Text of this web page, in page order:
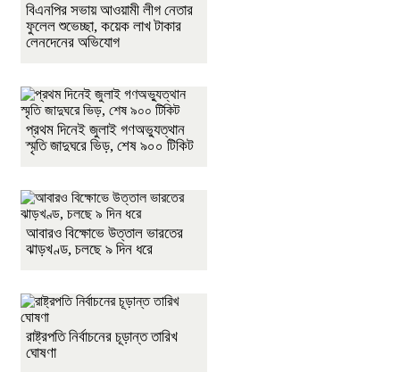
বিএনপির সভায় আওয়ামী লীগ নেতার
ফুলেল শুভেচ্ছা, কয়েক লাখ টাকার
লেনদেনের অভিযোগ
প্রথম দিনেই জুলাই গণঅভ্যুত্থান
স্মৃতি জাদুঘরে ভিড়, শেষ ৯০০ টিকিট
আবারও বিক্ষোভে উত্তাল ভারতের
ঝাড়খণ্ড, চলছে ৯ দিন ধরে
রাষ্ট্রপতি নির্বাচনের চূড়ান্ত তারিখ
ঘোষণা